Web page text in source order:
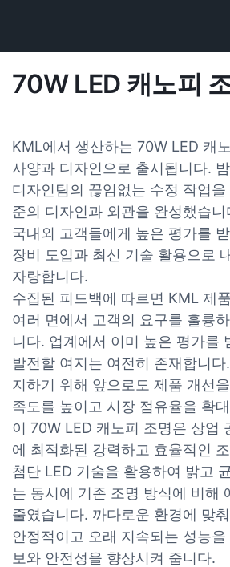
70W LED 캐노피
KML에서 생산하는 70W LED 캐
사양과 디자인으로 출시됩니다.
디자인팀의 끊임없는 수정 작업
준의 디자인과 외관을 완성했습
국내외 고객들에게 높은 평가를
장비 도입과 최신 기술 활용으로
자랑합니다.
수집된 피드백에 따르면 KML 제
여러 면에서 고객의 요구를 훌륭
니다. 업계에서 이미 높은 평가를
발전할 여지는 여전히 존재합니
지하기 위해 앞으로도 제품 개선
족도를 높이고 시장 점유율을 확
이 70W LED 캐노피 조명은 상업
에 최적화된 강력하고 효율적인
첨단 LED 기술을 활용하여 밝고
는 동시에 기존 조명 방식에 비해
줄였습니다. 까다로운 환경에 맞
안정적이고 오래 지속되는 성능
보와 안전성을 향상시켜 줍니다.